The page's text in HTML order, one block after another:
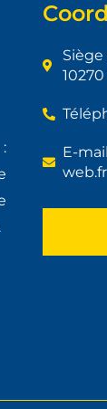
Siège
E-
web.fr